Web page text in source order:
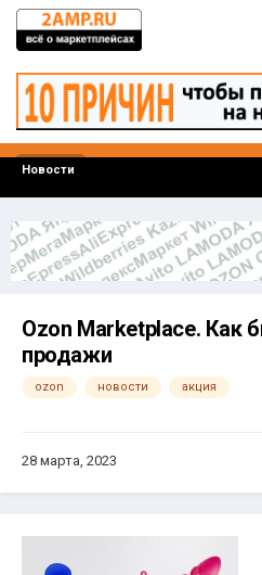
Новости
Ozon Marketplace. Как
продажи
ozon новости акция
28 марта, 2023